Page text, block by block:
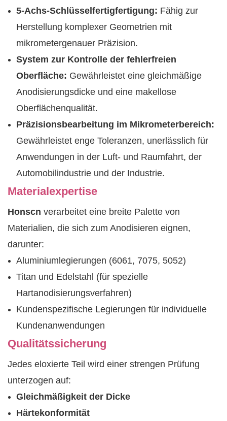
5-Achs-Schlüsselfertigfertigung: Fähig zur
Herstellung komplexer Geometrien mit
mikrometergenauer Präzision.
System zur Kontrolle der fehlerfreien
Oberfläche: Gewährleistet eine gleichmäßige
Anodisierungsdicke und eine makellose
Oberflächenqualität.
Präzisionsbearbeitung im Mikrometerbereich:
Gewährleistet enge Toleranzen, unerlässlich für
Anwendungen in der Luft- und Raumfahrt, der
Automobilindustrie und der Industrie.
Materialexpertise
Honscn verarbeitet eine breite Palette von
Materialien, die sich zum Anodisieren eignen,
darunter:
Aluminiumlegierungen (6061, 7075, 5052)
Titan und Edelstahl (für spezielle
Hartanodisierungsverfahren)
Kundenspezifische Legierungen für individuelle
Kundenanwendungen
Qualitätssicherung
Jedes eloxierte Teil wird einer strengen Prüfung
unterzogen auf:
Gleichmäßigkeit der Dicke
Härtekonformität